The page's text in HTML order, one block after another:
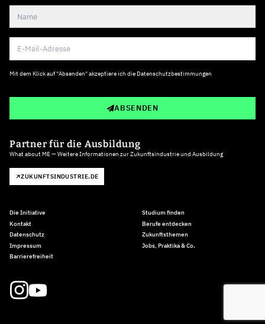
Mit dem Klick auf "Absenden" akzeptiere ich die Datenschutzbestimmungen
ABSENDEN
Partner für die Ausbildung
What about ME — Weitere Informationen zur Zukunftsindustrie und Ausbildung
ZUKUNFTSINDUSTRIE.DE
Die Initiative
Kontakt
Datenschutz
Impressum
Barrierefreiheit
Studium finden
Berufe entdecken
Zukunftsthemen
Jobs, Praktika & Co.